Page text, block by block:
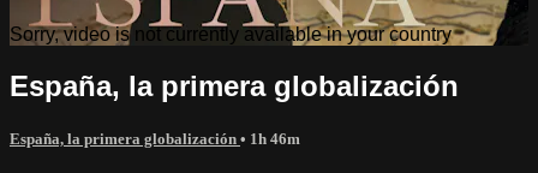
Sorry, video is not currently available in your country
España, la primera globalización
España, la primera globalización • 1h 46m